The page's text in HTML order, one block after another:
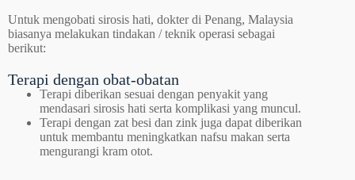
Untuk mengobati sirosis hati, dokter di Penang, Malaysia
biasanya melakukan tindakan / teknik operasi sebagai
berikut:
Terapi dengan obat-obatan
Terapi diberikan sesuai dengan penyakit yang
mendasari sirosis hati serta komplikasi yang muncul.
Terapi dengan zat besi dan zink juga dapat diberikan
untuk membantu meningkatkan nafsu makan serta
mengurangi kram otot.